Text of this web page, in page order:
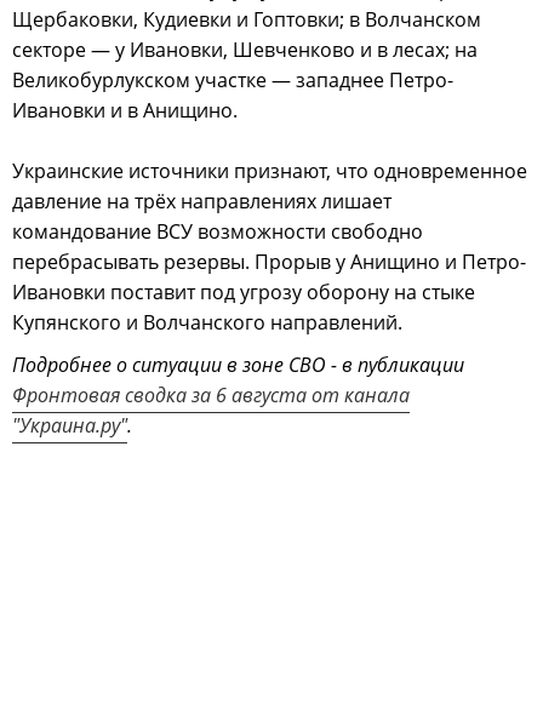
Щербаковки, Кудиевки и Гоптовки; в Волчанском
секторе — у Ивановки, Шевченково и в лесах; на
Великобурлукском участке — западнее Петро-
Ивановки и в Анищино.
Украинские источники признают, что одновременное
давление на трёх направлениях лишает
командование ВСУ возможности свободно
перебрасывать резервы. Прорыв у Анищино и Петро-
Ивановки поставит под угрозу оборону на стыке
Купянского и Волчанского направлений.
Подробнее о ситуации в зоне СВО - в публикации
Фронтовая сводка за 6 августа от канала
"Украина.ру".